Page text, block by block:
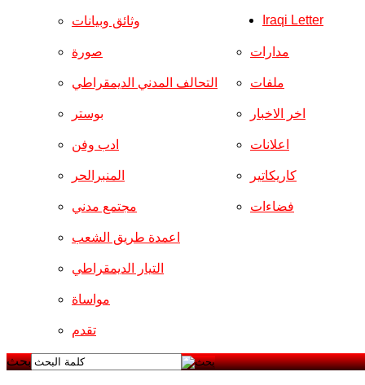
وثائق وبيانات
صورة
التحالف المدني الديمقراطي
بوستر
ادب وفن
المنبرالحر
مجتمع مدني
مدارات
ملفات
اخر الاخبار
اعلانات
كاريكاتير
فضاءات
اعمدة طريق الشعب
التيار الديمقراطي
مواساة
تقدم
Iraqi Letter
بحث